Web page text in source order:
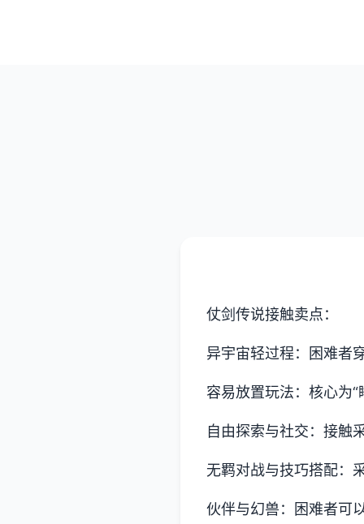
仗剑传说接触卖点：
异宇宙轻过程：困难者
容易放置玩法：核心为“
自由探索与社交：接触
无羁对战与技巧搭配：
伙伴与幻兽：困难者可